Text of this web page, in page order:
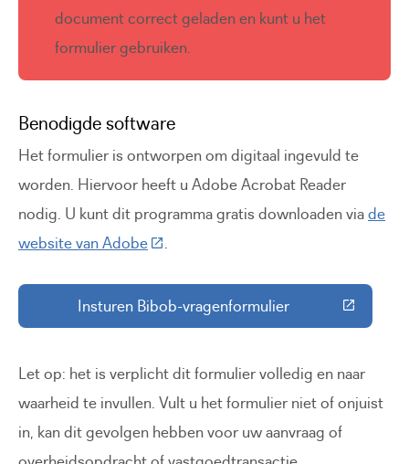
document correct geladen en kunt u het
formulier gebruiken.
Benodigde software
Het formulier is ontworpen om digitaal ingevuld te
worden. Hiervoor heeft u Adobe Acrobat Reader
nodig. U kunt dit programma gratis downloaden viade
website van Adobe(Deze link gaat naar een externe
.
Insturen Bibob-vragenformulier
(Deze link gaat naar een externe
Let op: het is verplicht dit formulier volledig en naar
waarheid te invullen. Vult u het formulier niet of onjuist
in, kan dit gevolgen hebben voor uw aanvraag of